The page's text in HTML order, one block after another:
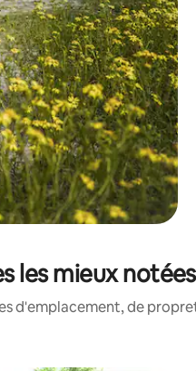
les mieux notées
d'emplacement, de